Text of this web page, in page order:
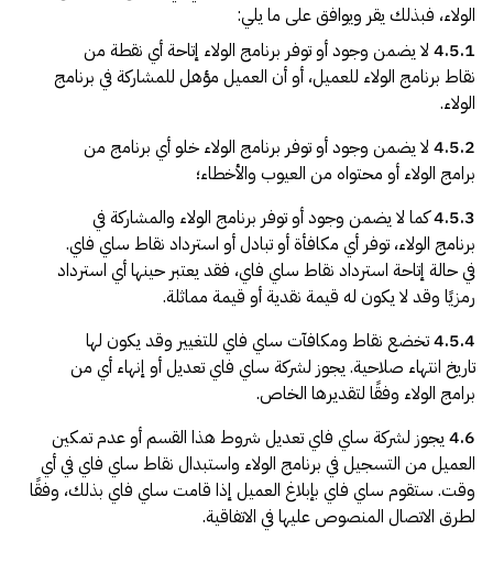
الولاء، فبذلك يقر ويوافق على ما يلي:
4.5.1 لا يضمن وجود أو توفر برنامج الولاء إتاحة أي نقطة من
نقاط برنامج الولاء للعميل، أو أن العميل مؤهل للمشاركة في برنامج
الولاء.
4.5.2 لا يضمن وجود أو توفر برنامج الولاء خلو أي برنامج من
برامج الولاء أو محتواه من العيوب والأخطاء؛
4.5.3كما لا يضمن وجود أو توفر برنامج الولاء والمشاركة في
برنامج الولاء، توفر أي مكافأة أو تبادل أو استرداد نقاط ساي فاي.
في حالة إتاحة استرداد نقاط ساي فاي، فقد يعتبر حينها أي استرداد
رمزيًا وقد لا يكون له قيمة نقدية أو قيمة مماثلة.
4.5.4تخضع نقاط ومكافآت ساي فاي للتغيير وقد يكون لها
تاريخ انتهاء صلاحية. يجوز لشركة ساي فاي تعديل أو إنهاء أي من
برامج الولاء وفقًا لتقديرها الخاص.
4.6 يجوز لشركة ساي فاي تعديل شروط هذا القسم أو عدم تمكين
العميل من التسجيل في برنامج الولاء واستبدال نقاط ساي فاي في أي
وقت. ستقوم ساي فاي بإبلاغ العميل إذا قامت ساي فاي بذلك، وفقًا
لطرق الاتصال المنصوص عليها في الاتفاقية.